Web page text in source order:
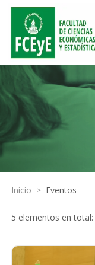
Inicio > Eventos
5 elementos en total: